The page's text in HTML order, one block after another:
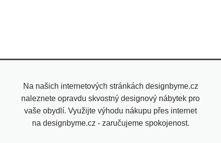
Na našich internetových stránkách designbyme.cz
naleznete opravdu skvostný designový nábytek pro
vaše obydlí. Využijte výhodu nákupu přes internet
na designbyme.cz - zaručujeme spokojenost.